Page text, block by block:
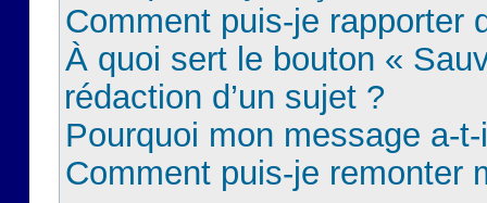
Comment puis-je rapporter
À quoi sert le bouton «
rédaction d’un sujet ?
Pourquoi mon message a-
Comment puis-je remonter